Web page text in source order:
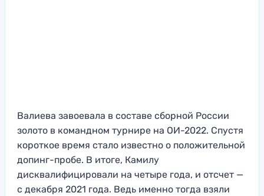
Валиева завоевала в составе сборной России
золото в командном турнире на ОИ-2022. Спустя
короткое время стало известно о положительной
допинг-пробе. В итоге, Камилу
дисквалифицировали на четыре года, и отсчет —
с декабря 2021 года. Ведь именно тогда взяли